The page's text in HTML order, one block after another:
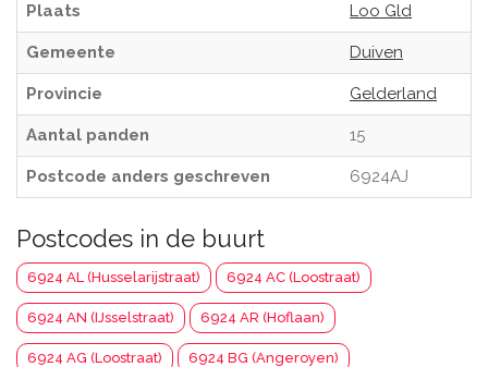
Plaats Loo Gld
Gemeente Duiven
Provincie Gelderland
Aantal panden 15
Postcode anders geschreven 6924AJ
Postcodes in de buurt
6924 AL (Husselarijstraat) 6924 AC (Loostraat)
6924 AN (IJsselstraat) 6924 AR (Hoflaan)
6924 AG (Loostraat) 6924 BG (Angeroyen)